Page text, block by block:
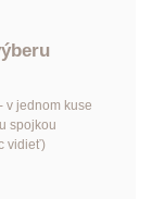
v jednom kuse
spojkou
vidieť)